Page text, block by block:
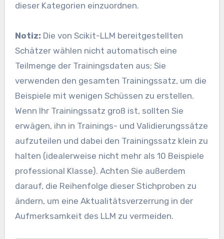
dieser Kategorien einzuordnen.
Notiz: Die von Scikit-LLM bereitgestellten
Schätzer wählen nicht automatisch eine
Teilmenge der Trainingsdaten aus; Sie
verwenden den gesamten Trainingssatz, um die
Beispiele mit wenigen Schüssen zu erstellen.
Wenn Ihr Trainingssatz groß ist, sollten Sie
erwägen, ihn in Trainings- und Validierungssätze
aufzuteilen und dabei den Trainingssatz klein zu
halten (idealerweise nicht mehr als 10 Beispiele
professional Klasse). Achten Sie außerdem
darauf, die Reihenfolge dieser Stichproben zu
ändern, um eine Aktualitätsverzerrung in der
Aufmerksamkeit des LLM zu vermeiden.